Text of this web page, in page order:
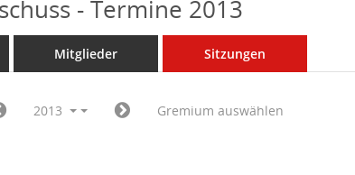
- Termine 2013
Mitglieder Sitzungen
2013 Gremium auswählen